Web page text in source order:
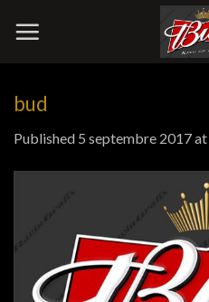
bud
Published 5 septembre 2017at